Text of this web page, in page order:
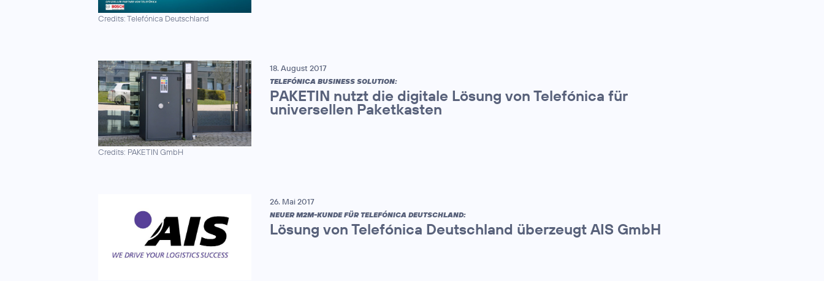
Credits: Telefónica Deutschland
Credits: PAKETIN GmbH
18. August 2017
TELEFÓNICA BUSINESS SOLUTION:
PAKETIN nutzt die digitale Lösung von Telefónica für
universellen Paketkasten
26. Mai 2017
NEUER M2M-KUNDE FÜR TELEFÓNICA DEUTSCHLAND:
Lösung von Telefónica Deutschland überzeugt AIS GmbH